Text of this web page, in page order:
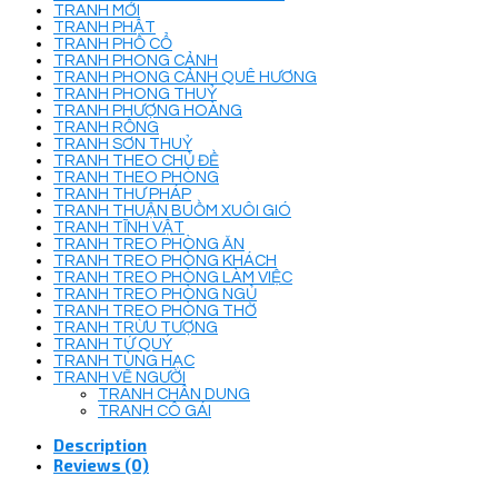
TRANH MỚI
TRANH PHẬT
TRANH PHỐ CỔ
TRANH PHONG CẢNH
TRANH PHONG CẢNH QUÊ HƯƠNG
TRANH PHONG THUỶ
TRANH PHƯỢNG HOÀNG
TRANH RỒNG
TRANH SƠN THUỶ
TRANH THEO CHỦ ĐỀ
TRANH THEO PHÒNG
TRANH THƯ PHÁP
TRANH THUẬN BUỒM XUÔI GIÓ
TRANH TĨNH VẬT
TRANH TREO PHÒNG ĂN
TRANH TREO PHÒNG KHÁCH
TRANH TREO PHÒNG LÀM VIỆC
TRANH TREO PHÒNG NGỦ
TRANH TREO PHÒNG THỜ
TRANH TRỪU TƯỢNG
TRANH TỨ QUÝ
TRANH TÙNG HẠC
TRANH VẼ NGƯỜI
TRANH CHÂN DUNG
TRANH CÔ GÁI
Description
Reviews (0)